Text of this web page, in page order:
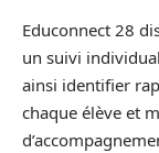
Educonnect 28
un suivi
ainsi identifier
chaque élève et